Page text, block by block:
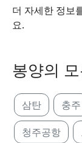
더 자세한 정보
요.
봉양의
삼탄 충주
청주공항